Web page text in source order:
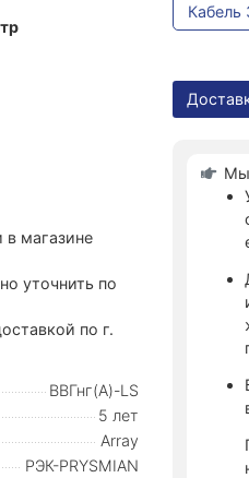
Кабель
в магазине
уточнить по
по г.
ВВГнг(А)-LS
5 лет
Array
РЭК-PRYSMIAN